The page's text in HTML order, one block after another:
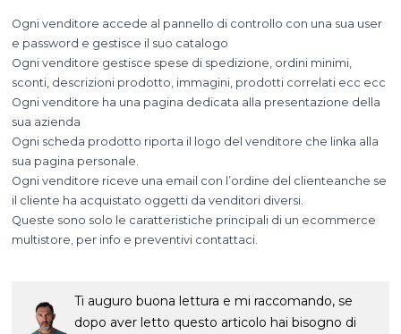
Ogni venditore accede al pannello di controllo con una sua user
e password e gestisce il suo catalogo
Ogni venditore gestisce spese di spedizione, ordini minimi,
sconti, descrizioni prodotto, immagini, prodotti correlati ecc ecc
Ogni venditore ha una pagina dedicata alla presentazione della
sua azienda
Ogni scheda prodotto riporta il logo del venditore che linka alla
sua pagina personale.
Ogni venditore riceve una email con l’ordine del clienteanche se
il cliente ha acquistato oggetti da venditori diversi.
Queste sono solo le caratteristiche principali di un ecommerce
multistore, per info e preventivi contattaci.
Ti auguro buona lettura e mi raccomando, se
dopo aver letto questo articolo hai bisogno di